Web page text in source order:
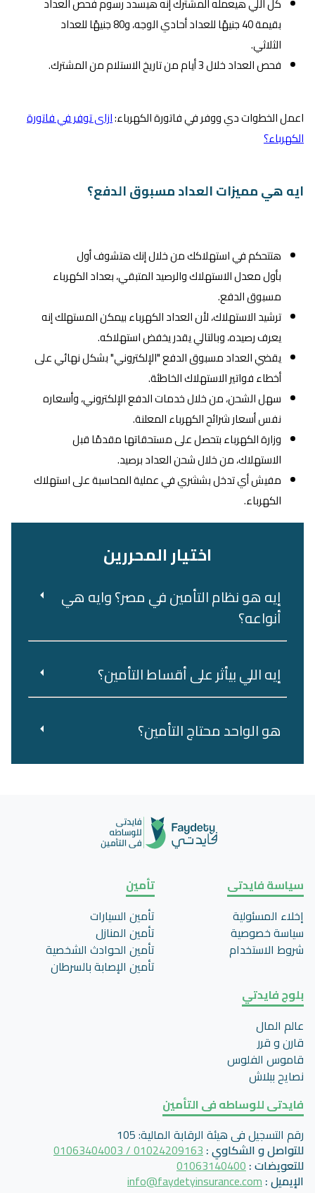
بقيمة 40 جنيهًا للعداد أحادي الوجه، و80 جنيهًا للعداد
الثلاثي.
فحص العداد خلال 3 أيام من تاريخ الاستلام من المشترك.
اعمل الخطوات دي ووفر في فاتورة الكهرباء:ازاى توفر في فاتورة
الكهرباء؟
ايه هي مميزات العداد مسبوق الدفع؟
هتتحكم في استهلاكك من خلال إنك هتشوف أول
بأول معدل الاستهلاك والرصيد المتبقي، بعداد الكهرباء
مسبوق الدفع.
ترشيد الاستهلاك، لأن العداد الكهرباء بيمكن المستهلك إنه
يعرف رصيده، وبالتالي يقدر يخفض استهلاكه.
يقضي العداد مسبوق الدفع "الإلكتروني" بشكل نهائي على
أخطاء فواتير الاستهلاك الخاطئة.
سهل الشحن، من خلال خدمات الدفع الإلكتروني، وأسعاره
نفس أسعار شرائح الكهرباء المعلنة.
وزارة الكهرباء بتحصل على مستحقاتها مقدمًا قبل
الاستهلاك، من خلال شحن العداد برصيد.
مفيش أي تدخل بششري في عملية المحاسبة على استهلاك
الكهرباء.
اختيار المحررين
إيه هو نظام التأمين في مصر؟ وايه هي
أنواعه؟
إيه اللي بيأثر على أقساط التأمين؟
هو‌ ‌الواحد‌ ‌محتاج‌ ‌التأمين؟‌ ‌
سياسة فايدتى
إخلاء المسئولية
سياسة خصوصية
شروط الاستخدام
تأمين
تأمين السيارات
تأمين المنازل
تأمين الحوادث الشخصية
تأمين اﻹصابة بالسرطان
بلوج فايدتي
عالم المال
قارن و قرر
قاموس الفلوس
نصايح ببلاش
فايدتى للوساطه فى التأمين
رقم التسجيل فى هيئة الرقابة المالية:
105
للتواصل و الشكاوي:
01024209163 / 01063404003
للتعويضات:
01063140400
الإيميل:
info@faydetyinsurance.com